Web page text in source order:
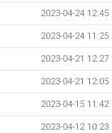
2023-04-24 12:45
2023-04-24 11:25
2023-04-21 12:27
2023-04-21 12:05
2023-04-15 11:42
2023-04-12 10:23